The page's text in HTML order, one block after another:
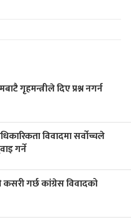
गृहमन्त्रीले दिए प्रश्न नगर्न
विवादमा सर्वोच्चले
गर्ने
गर्छ कांग्रेस विवादको